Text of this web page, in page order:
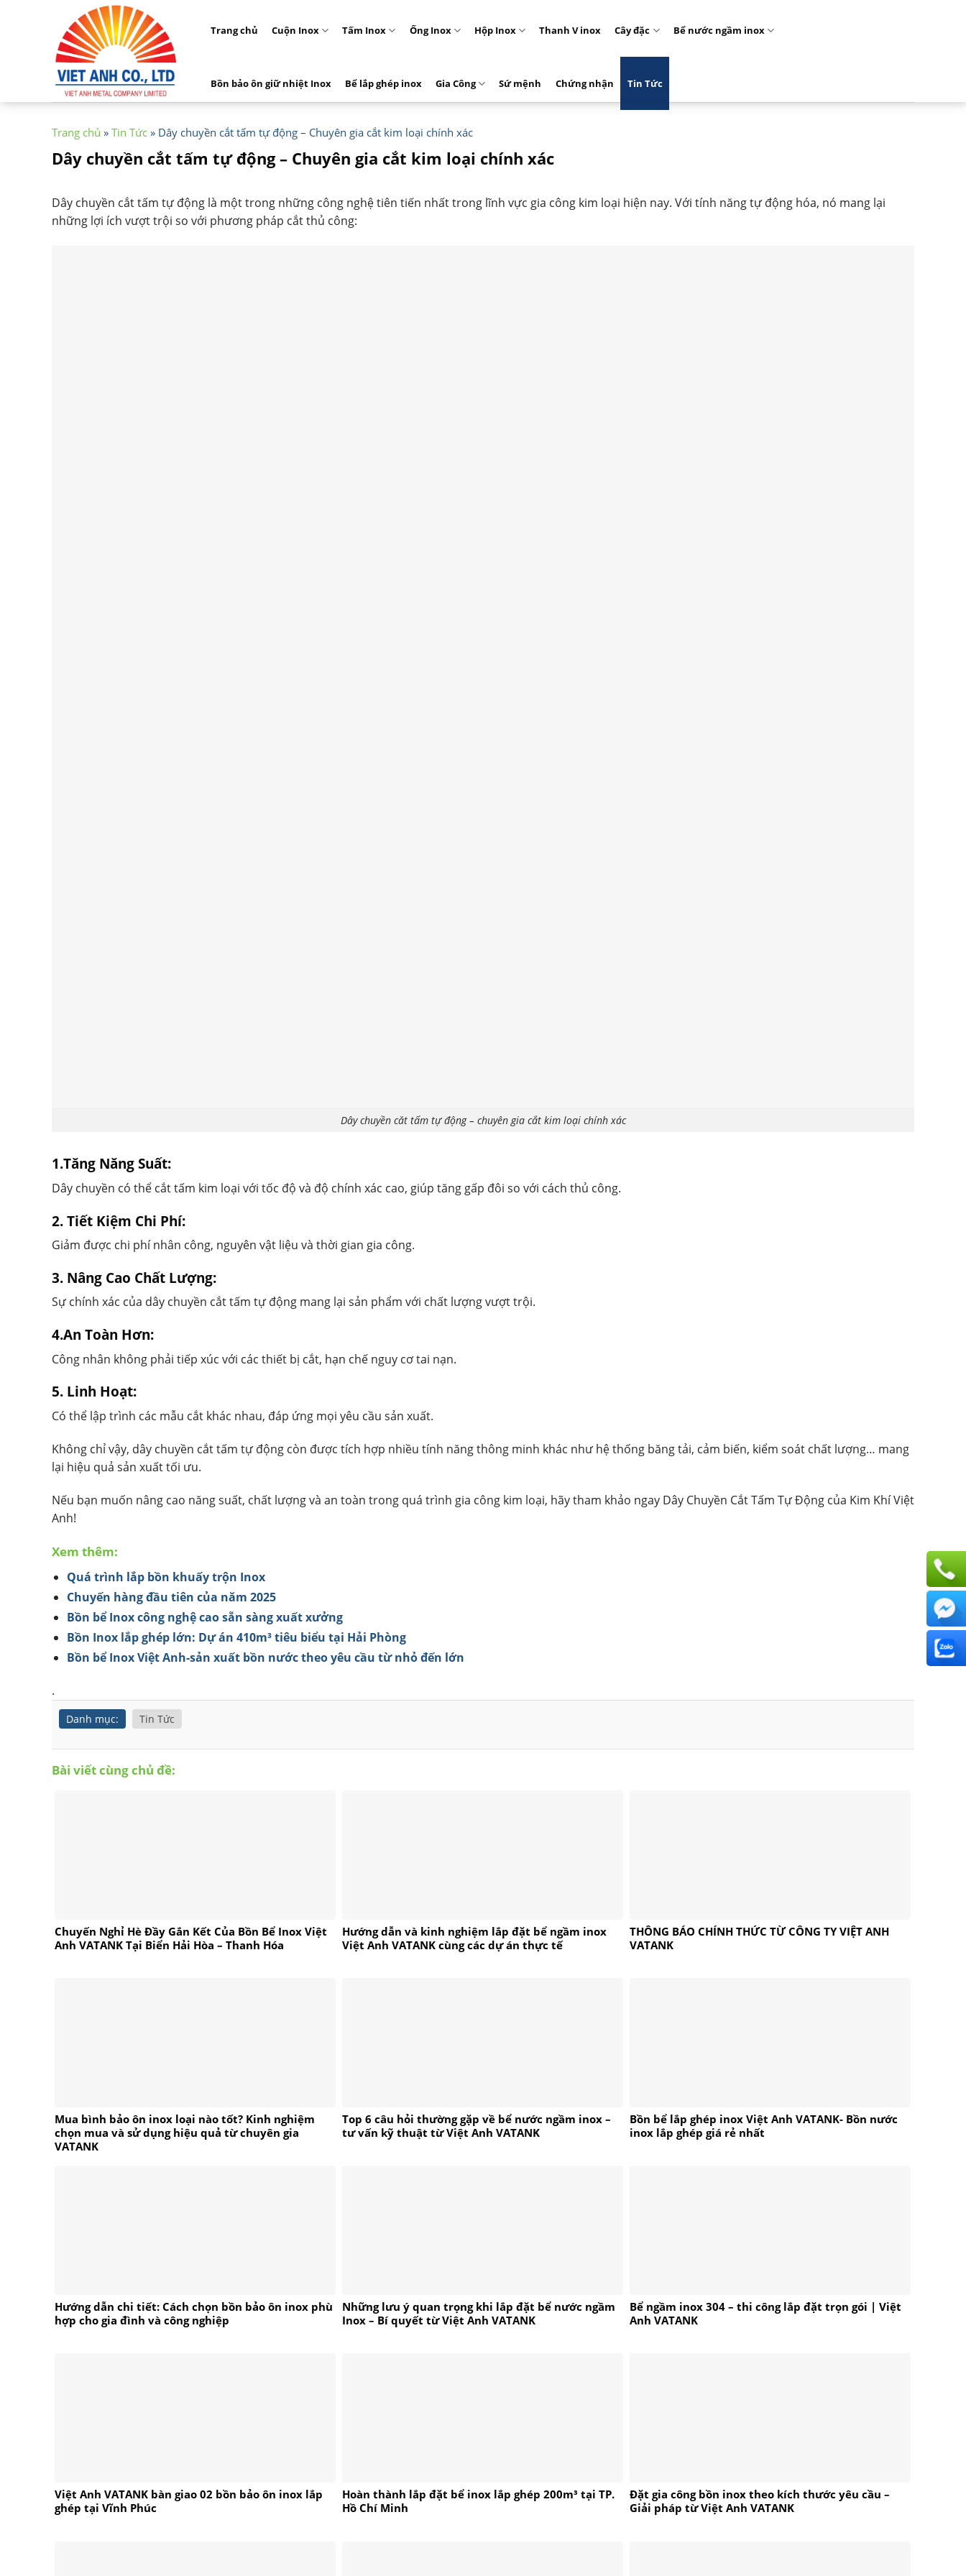
Trang chủ Cuộn Inox Tấm Inox Ống Inox Hộp Inox Thanh V inox Cây đặc Bể nước ngầm inox
Bồn bảo ôn giữ nhiệt Inox Bể lắp ghép inox Gia Công Sứ mệnh Chứng nhận Tin Tức
Trang chủ » Tin Tức » Dây chuyền cắt tấm tự động – Chuyên gia cắt kim loại chính xác
Dây chuyền cắt tấm tự động – Chuyên gia cắt kim loại chính xác
Dây chuyền cắt tấm tự động là một trong những công nghệ tiên tiến nhất trong lĩnh vực gia công kim loại hiện nay. Với tính năng tự động hóa, nó mang lại
những lợi ích vượt trội so với phương pháp cắt thủ công:
Dây chuyền căt tấm tự động – chuyên gia cắt kim loại chính xác
1.Tăng Năng Suất:
Dây chuyền có thể cắt tấm kim loại với tốc độ và độ chính xác cao, giúp tăng gấp đôi so với cách thủ công.
2. Tiết Kiệm Chi Phí:
Giảm được chi phí nhân công, nguyên vật liệu và thời gian gia công.
3. Nâng Cao Chất Lượng:
Sự chính xác của dây chuyền cắt tấm tự động mang lại sản phẩm với chất lượng vượt trội.
4.An Toàn Hơn:
Công nhân không phải tiếp xúc với các thiết bị cắt, hạn chế nguy cơ tai nạn.
5. Linh Hoạt:
Có thể lập trình các mẫu cắt khác nhau, đáp ứng mọi yêu cầu sản xuất.
Không chỉ vậy, dây chuyền cắt tấm tự động còn được tích hợp nhiều tính năng thông minh khác như hệ thống băng tải, cảm biến, kiểm soát chất lượng… mang
lại hiệu quả sản xuất tối ưu.
Nếu bạn muốn nâng cao năng suất, chất lượng và an toàn trong quá trình gia công kim loại, hãy tham khảo ngay Dây Chuyền Cắt Tấm Tự Động của Kim Khí Việt
Anh!
Xem thêm:
Quá trình lắp bồn khuấy trộn Inox
Chuyến hàng đầu tiên của năm 2025
Bồn bể Inox công nghệ cao sẵn sàng xuất xưởng
Bồn Inox lắp ghép lớn: Dự án 410m³ tiêu biểu tại Hải Phòng
Bồn bể Inox Việt Anh-sản xuất bồn nước theo yêu cầu từ nhỏ đến lớn
.
Danh mục: Tin Tức
Bài viết cùng chủ đề:
Chuyến Nghỉ Hè Đầy Gắn Kết Của Bồn Bể Inox Việt
Anh VATANK Tại Biển Hải Hòa – Thanh Hóa
Hướng dẫn và kinh nghiệm lắp đặt bể ngầm inox
Việt Anh VATANK cùng các dự án thực tế
THÔNG BÁO CHÍNH THỨC TỪ CÔNG TY VIỆT ANH
VATANK
Mua bình bảo ôn inox loại nào tốt? Kinh nghiệm
chọn mua và sử dụng hiệu quả từ chuyên gia
VATANK
Top 6 câu hỏi thường gặp về bể nước ngầm inox –
tư vấn kỹ thuật từ Việt Anh VATANK
Bồn bể lắp ghép inox Việt Anh VATANK- Bồn nước
inox lắp ghép giá rẻ nhất
Hướng dẫn chi tiết: Cách chọn bồn bảo ôn inox phù
hợp cho gia đình và công nghiệp
Những lưu ý quan trọng khi lắp đặt bể nước ngầm
Inox – Bí quyết từ Việt Anh VATANK
Bể ngầm inox 304 – thi công lắp đặt trọn gói | Việt
Anh VATANK
Việt Anh VATANK bàn giao 02 bồn bảo ôn inox lắp
ghép tại Vĩnh Phúc
Hoàn thành lắp đặt bể inox lắp ghép 200m³ tại TP.
Hồ Chí Minh
Đặt gia công bồn inox theo kích thước yêu cầu –
Giải pháp từ Việt Anh VATANK